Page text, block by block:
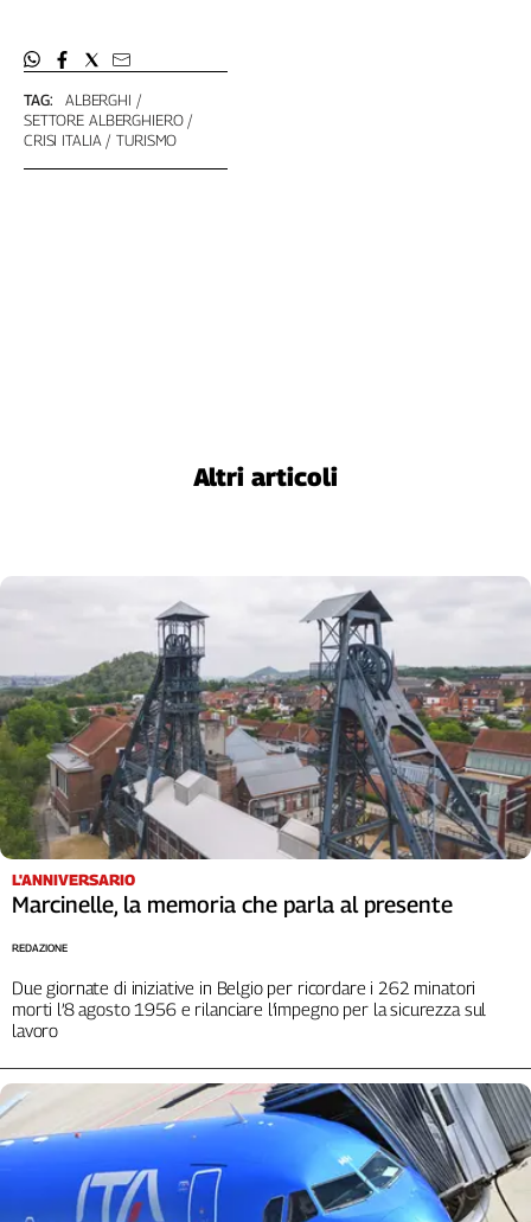
TAG:
ALBERGHI
SETTORE ALBERGHIERO
CRISI ITALIA
TURISMO
Altri articoli
L'ANNIVERSARIO
Marcinelle, la memoria che parla al presente
Due giornate di iniziative in Belgio per ricordare i 262 minatori
morti l’8 agosto 1956 e rilanciare l’impegno per la sicurezza sul
lavoro
REDAZIONE